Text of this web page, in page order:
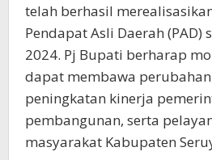
telah berhasil
Pendapat Asli Daerah (PAD)
2024. Pj Bupati berharap
dapat membawa
peningkatan kinerja
pembangunan, serta
masyarakat Kabupaten